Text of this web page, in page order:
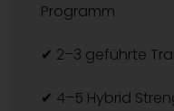
Programm
✔ 2–3 geführte
✔ 4–5 Hybrid